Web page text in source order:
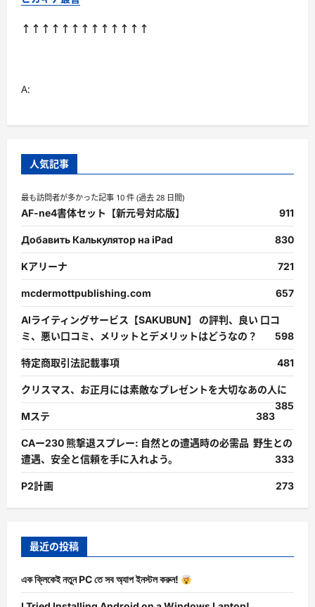
↑↑↑↑↑↑↑↑↑↑↑↑↑
A:
人気記事
最も訪問者が多かった記事 10 件 (過去 28 日間)
AF-ne4書体セット【新元号対応版】 911
Добавить Калькулятор на iPad 830
Kアリーナ 721
mcdermottpublishing.com 657
AIライティングサービス【SAKUBUN】 の評判、良い 口コ
ミ、悪い口コミ、メリットとデメリットはどうなの？
598
特定商取引法記載事項 481
クリスマス、お正月には素敵なプレゼントを大切なあの人に
385
Mステ
383
CAー230 熊撃退スプレー: 自然との遭遇時の必需品 野生との
遭遇、安全と信頼を手に入れよう。
333
P2計画 273
最近の投稿
এক ক্লিকেই নতুন PC তে সব অ্যাপ ইনস্টল করুন!